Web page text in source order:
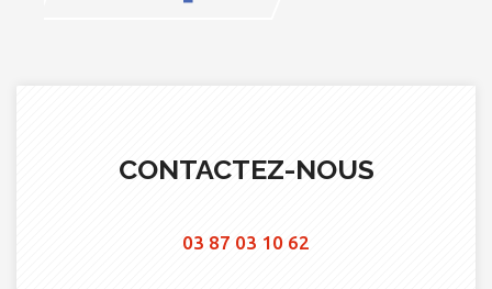
CONTACTEZ-NOUS
03 87 03 10 62